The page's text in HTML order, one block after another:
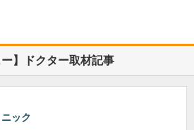
】ドクター取材記事
ック